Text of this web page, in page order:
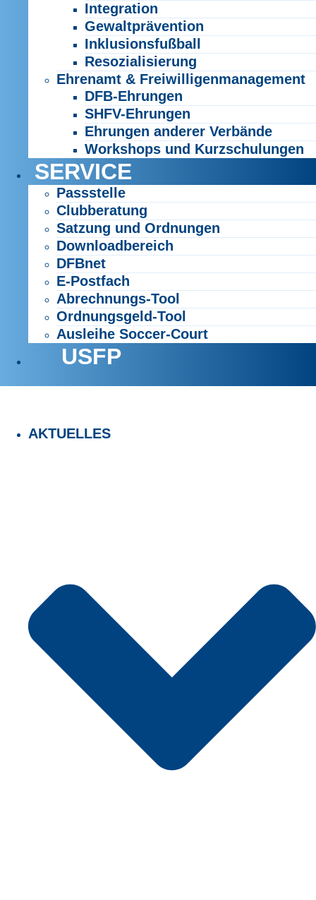
Integration
Gewaltprävention
Inklusionsfußball
Resozialisierung
Ehrenamt & Freiwilligenmanagement
DFB-Ehrungen
SHFV-Ehrungen
Ehrungen anderer Verbände
Workshops und Kurzschulungen
SERVICE
Passstelle
Clubberatung
Satzung und Ordnungen
Downloadbereich
DFBnet
E-Postfach
Abrechnungs-Tool
Ordnungsgeld-Tool
Ausleihe Soccer-Court
USFP
AKTUELLES